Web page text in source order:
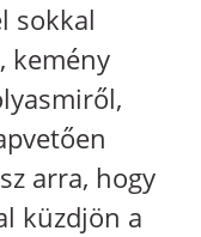
sokkal
kemény
arra, hogy
küzdjön a